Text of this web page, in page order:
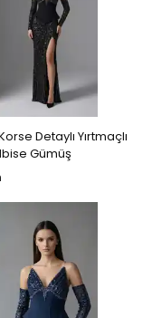
Detaylı Yırtmaçlı
Gümüş